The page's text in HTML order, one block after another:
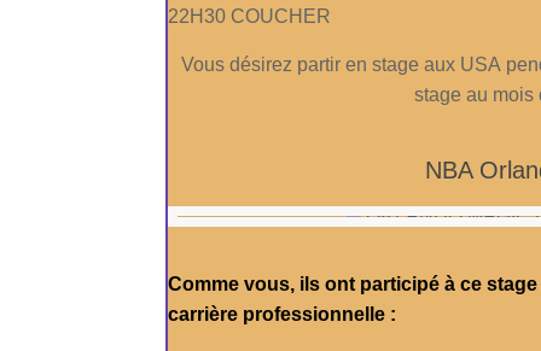
22H30 COUCHER
Vous désirez partir en stage aux USA
stage au
NBA
Comme vous, ils ont participé à ce
carrière professionnelle :